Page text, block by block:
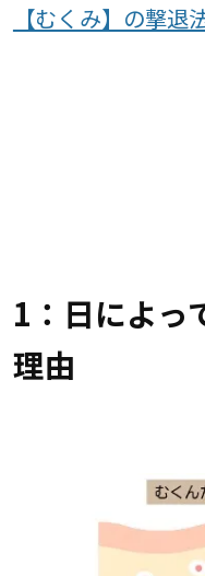
【むくみ】の撃退
1：日によっ
理由